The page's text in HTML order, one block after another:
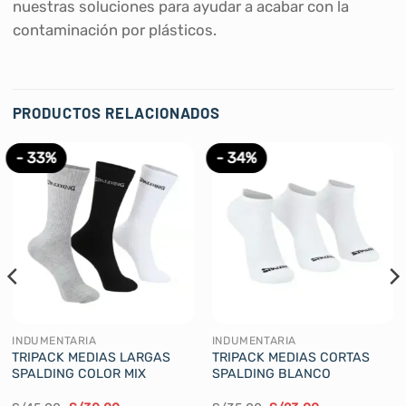
nuestras soluciones para ayudar a acabar con la
contaminación por plásticos.
PRODUCTOS RELACIONADOS
- 33%
INDUMENTARIA
TRIPACK MEDIAS LARGAS
SPALDING COLOR MIX
- 34%
INDUMENTARIA
TRIPACK MEDIAS CORTAS
SPALDING BLANCO